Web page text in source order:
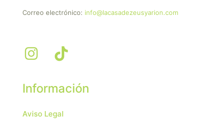
Correo electrónico: info@lacasadezeusyarion.com
Información
Aviso Legal